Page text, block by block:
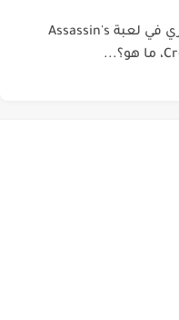
القوس السري في لعبة Assassin's